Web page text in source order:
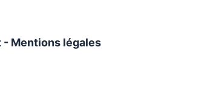
- Mentions légales